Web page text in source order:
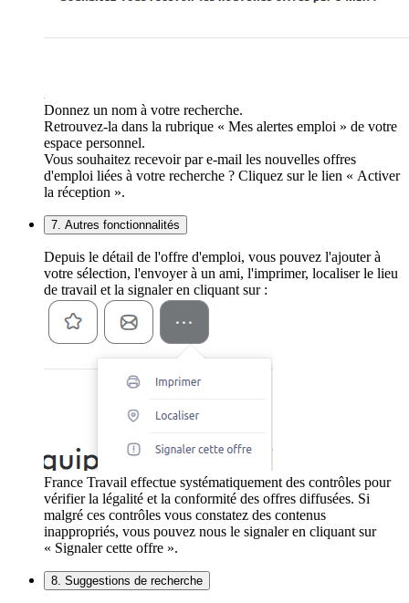
Donnez un nom à votre recherche.
Retrouvez-la dans la rubrique « Mes alertes emploi » de votre
espace personnel.
Vous souhaitez recevoir par e-mail les nouvelles offres
d'emploi liées à votre recherche ? Cliquez sur le lien « Activer
la réception ».
7. Autres fonctionnalités
Depuis le détail de l'offre d'emploi, vous pouvez l'ajouter à
votre sélection, l'envoyer à un ami, l'imprimer, localiser le lieu
de travail et la signaler en cliquant sur :
France Travail effectue systématiquement des contrôles pour
vérifier la légalité et la conformité des offres diffusées. Si
malgré ces contrôles vous constatez des contenus
inappropriés, vous pouvez nous le signaler en cliquant sur
« Signaler cette offre ».
8. Suggestions de recherche